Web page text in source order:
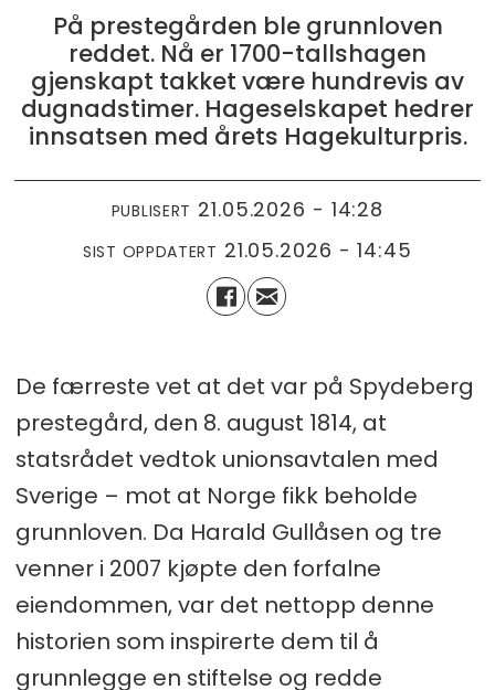
På prestegården ble grunnloven
reddet. Nå er 1700-tallshagen
gjenskapt takket være hundrevis av
dugnadstimer. Hageselskapet hedrer
innsatsen med årets Hagekulturpris.
PUBLISERT 21.05.2026 - 14:28
SIST OPPDATERT 21.05.2026 - 14:45
De færreste vet at det var på Spydeberg
prestegård, den 8. august 1814, at
statsrådet vedtok unionsavtalen med
Sverige – mot at Norge fikk beholde
grunnloven. Da Harald Gullåsen og tre
venner i 2007 kjøpte den forfalne
eiendommen, var det nettopp denne
historien som inspirerte dem til å
grunnlegge en stiftelse og redde